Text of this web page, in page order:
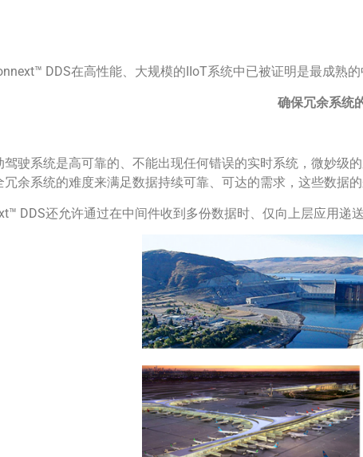
DDS在高性能、大规模的IIoT系统中已被证明是最成熟
确保冗余系统
驾驶系统是高可靠的、不能出现任何错误的实时系统，微妙级
冗余系统的难度来满足数据持续可靠、可达的需求，这些数据
DDS还允许通过在中间件收到多份数据时、仅向上层应用递